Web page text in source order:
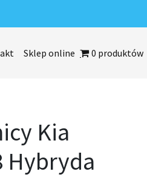
Sklep online 0 produktów
Kia
Hybryda